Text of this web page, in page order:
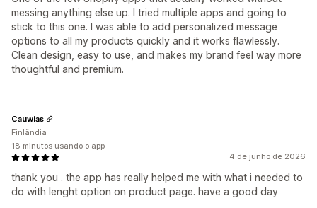
messing anything else up. I tried multiple apps and going to
stick to this one. I was able to add personalized message
options to all my products quickly and it works flawlessly.
Clean design, easy to use, and makes my brand feel way more
thoughtful and premium.
4 de junho de 2026
thank you . the app has really helped me with what i needed to
do with lenght option on product page. have a good day
Cauwias
Finlândia
18 minutos usando o app